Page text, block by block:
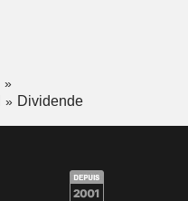
Dividende